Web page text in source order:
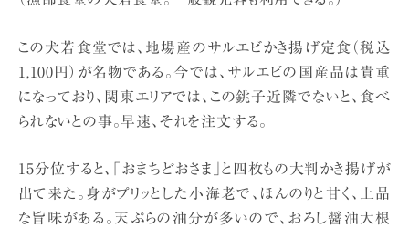
この犬若食堂では、地場産のサルエビかき揚げ定食（税込
1,100円）が名物である。今では、サルエビの国産品は貴重
になっており、関東エリアでは、この銚子近隣でないと、食べ
られないとの事。早速、それを注文する。
15分位すると、「おまちどおさま」と四枚もの大判かき揚げが
出て来た。身がプリッとした小海老で、ほんのりと甘く、上品
な旨味がある。天ぷらの油分が多いので、おろし醤油大根